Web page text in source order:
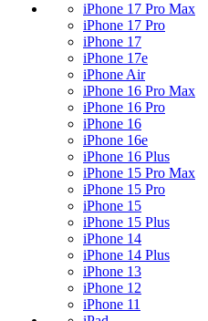
iPhone 17 Pro Max
iPhone 17 Pro
iPhone 17
iPhone 17e
iPhone Air
iPhone 16 Pro Max
iPhone 16 Pro
iPhone 16
iPhone 16e
iPhone 16 Plus
iPhone 15 Pro Max
iPhone 15 Pro
iPhone 15
iPhone 15 Plus
iPhone 14
iPhone 14 Plus
iPhone 13
iPhone 12
iPhone 11